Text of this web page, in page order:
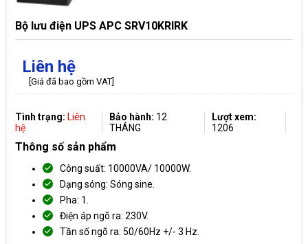
Bộ lưu điện UPS APC SRV10KRIRK
Liên hệ
[Giá đã bao gồm VAT]
Tình trạng: Liên
hệ
Bảo hành: 12
THÁNG
Lượt xem:
1206
Thông số sản phẩm
Công suất: 10000VA/ 10000W.
Dạng sóng: Sóng sine.
Pha: 1.
Điện áp ngõ ra: 230V.
Tần số ngõ ra: 50/60Hz +/- 3 Hz.